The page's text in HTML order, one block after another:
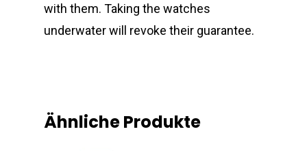
with them. Taking the watches
underwater will revoke their guarantee.
Ähnliche Produkte